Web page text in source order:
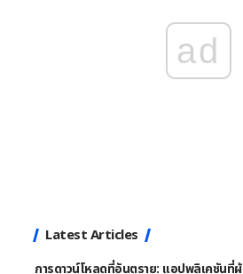
ad
Latest Articles
การดาวน์โหลดที่อันตราย: แอปพลิเคชันที่ผู้